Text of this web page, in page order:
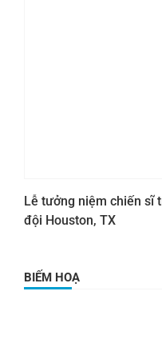
Lễ tưởng niệm chiến sĩ
đội Houston, TX
BIẾM HOẠ